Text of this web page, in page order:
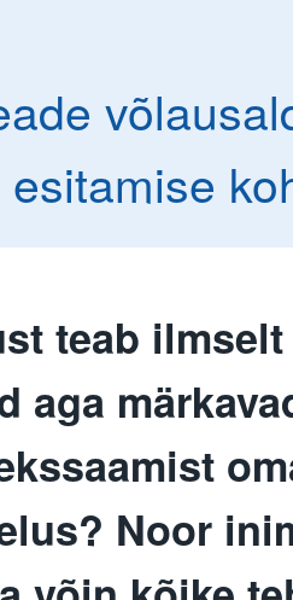
teab
aga
Noor